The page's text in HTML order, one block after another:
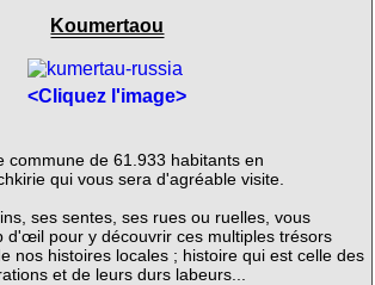
Koumertaou
<Cliquez l'image>
commune de 61.933 habitants en
qui vous sera d'agréable visite.
ses sentes, ses rues ou ruelles, vous
d'œil pour y découvrir ces multiples trésors
nos histoires locales ; histoire qui est celle des
et de leurs durs labeurs...